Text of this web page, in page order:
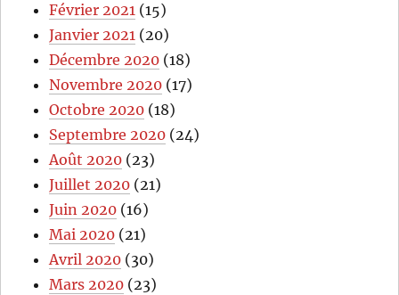
Février 2021 (15)
Janvier 2021 (20)
Décembre 2020 (18)
Novembre 2020 (17)
Octobre 2020 (18)
Septembre 2020 (24)
Août 2020 (23)
Juillet 2020 (21)
Juin 2020 (16)
Mai 2020 (21)
Avril 2020 (30)
Mars 2020 (23)